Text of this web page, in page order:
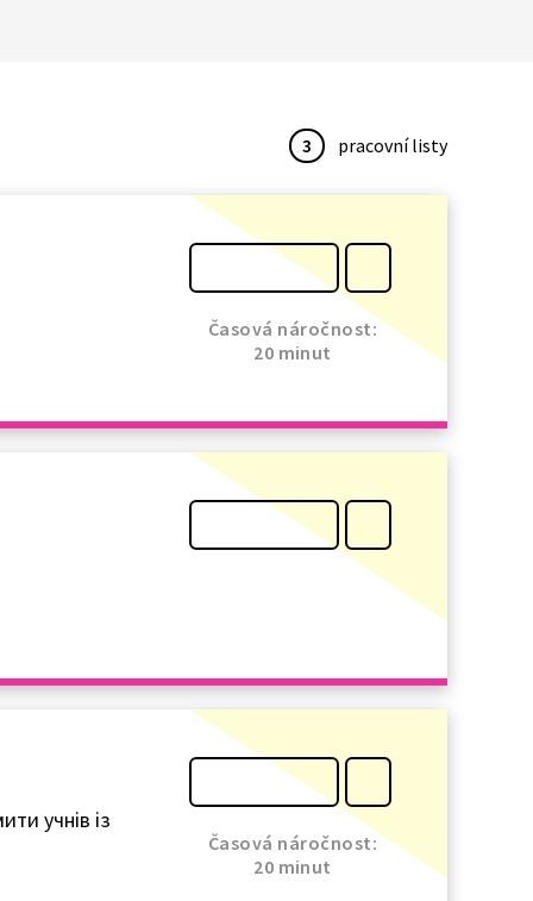
3 pracovní listy
Časová náročnost:
20 minut
учнів із
Časová náročnost:
20 minut